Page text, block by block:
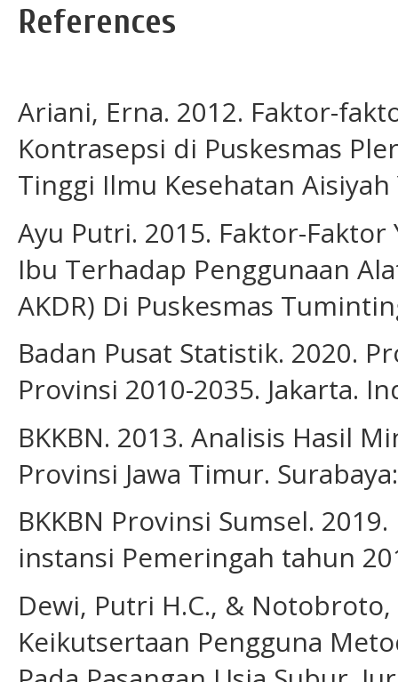
References
Ariani, Erna. 2012. Faktor-
Kontrasepsi di Puskesmas
Tinggi Ilmu Kesehatan Aisiyah
Ayu Putri. 2015. Faktor-
Ibu Terhadap Penggunaan
AKDR) Di Puskesmas
Badan Pusat Statistik. 2020.
Provinsi 2010-2035. Jakarta.
BKKBN. 2013. Analisis Hasil
Provinsi Jawa Timur.
BKKBN Provinsi Sumsel.
instansi Pemeringah tahun
Dewi, Putri H.C., &
Keikutsertaan Pengguna